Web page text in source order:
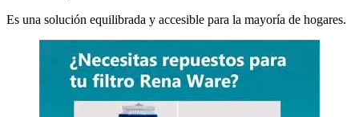
Es una solución equilibrada y accesible para la mayoría de hogares.